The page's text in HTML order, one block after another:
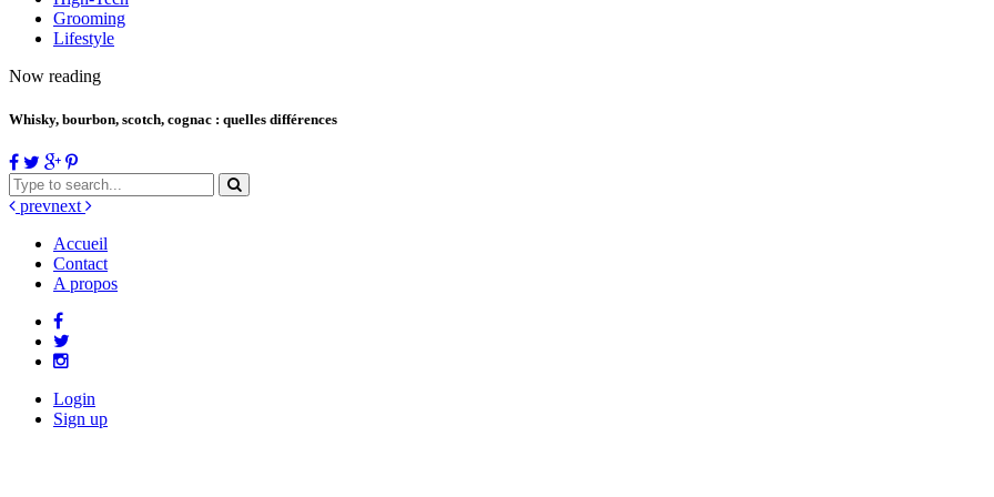
Grooming
Lifestyle
Now reading
Whisky, bourbon, scotch, cognac : quelles différences
prevnext
Accueil
Contact
A propos
Login
Sign up